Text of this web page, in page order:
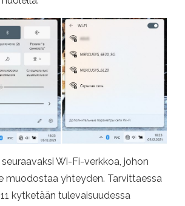
Wi-Fi-verkkoa, johon
muodostaa yhteyden. Tarvittaessa
kytketään tulevaisuudessa